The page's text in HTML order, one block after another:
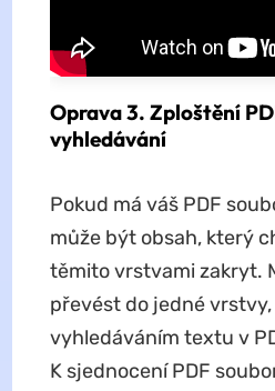
Oprava 3. Zploštění
vyhledávání
Pokud má váš PDF
může být obsah, který
těmito vrstvami zakryt.
převést do jedné
vyhledáváním textu v
K sjednocení PDF